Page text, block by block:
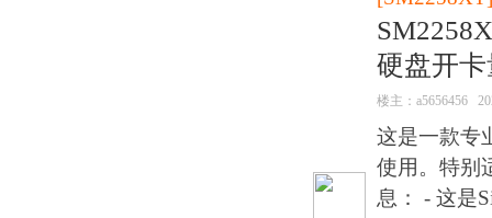
硬盘开
楼主： a5656456
这是一款专
使用。特别
息： - 这是